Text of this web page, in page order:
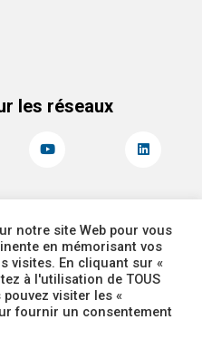
les réseaux
ACCESSIBILITÉ
ADMINISTRATEUR
notre site Web pour vous
en mémorisant vos
visites. En cliquant sur «
à l'utilisation de TOUS
visiter les «
fournir un consentement